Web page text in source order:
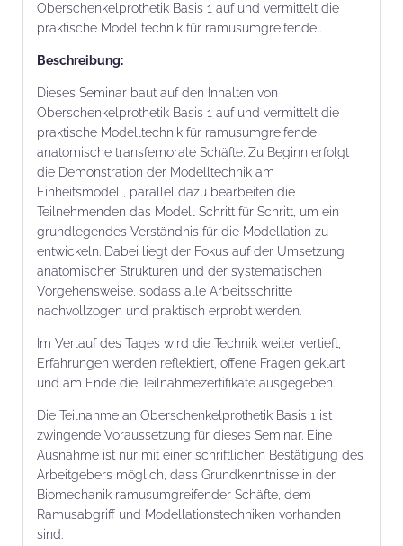
Oberschenkelprothetik Basis 1 auf und vermittelt die
praktische Modelltechnik für ramusumgreifende…
Beschrei­bung:
Dieses Seminar baut auf den Inhalten von
Oberschenkelprothetik Basis 1 auf und vermittelt die
praktische Modelltechnik für ramusumgreifende,
anatomische transfemorale Schäfte. Zu Beginn erfolgt
die Demonstration der Modelltechnik am
Einheitsmodell, parallel dazu bearbeiten die
Teilnehmenden das Modell Schritt für Schritt, um ein
grundlegendes Verständnis für die Modellation zu
entwickeln. Dabei liegt der Fokus auf der Umsetzung
anatomischer Strukturen und der systematischen
Vorgehensweise, sodass alle Arbeitsschritte
nachvollzogen und praktisch erprobt werden.
Im Verlauf des Tages wird die Technik weiter vertieft,
Erfahrungen werden reflektiert, offene Fragen geklärt
und am Ende die Teilnahmezertifikate ausgegeben.
Die Teilnahme an Oberschenkelprothetik Basis 1 ist
zwingende Voraussetzung für dieses Seminar. Eine
Ausnahme ist nur mit einer schriftlichen Bestätigung des
Arbeitgebers möglich, dass Grundkenntnisse in der
Biomechanik ramusumgreifender Schäfte, dem
Ramusabgriff und Modellationstechniken vorhanden
sind.